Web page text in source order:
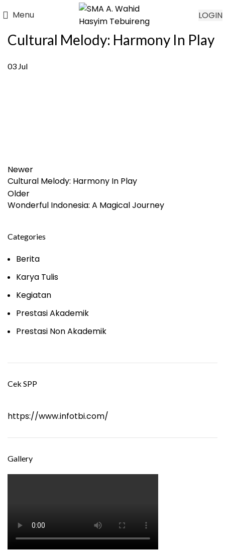
Menu LOGIN
Cultural Melody: Harmony In Play
03 Jul
Newer
Cultural Melody: Harmony In Play
Older
Wonderful Indonesia: A Magical Journey
Categories
Berita
Karya Tulis
Kegiatan
Prestasi Akademik
Prestasi Non Akademik
Cek SPP
https://www.infotbi.com/
Gallery